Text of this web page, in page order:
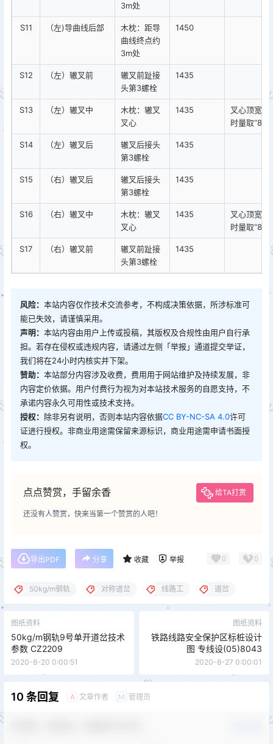
3m处
S11 （左)导曲线后部
木枕：距导
曲线终点约
3m处
1450
S12 （左）辙叉前
辙叉前趾接
头第3螺栓
1435
S13 （左）辙叉中
木枕：辙叉
叉心
1435
叉心顶宽
时量取“88
S14 （左）辙叉后
辙叉后接头
第3螺栓
1435
S15 （右）辙叉后
辙叉后接头
第3螺栓
1435
S16 （右）辙叉中
木枕：辙叉
叉心
1435
叉心顶宽
时量取“88
S17 （右）辙叉前
辙叉前趾接
头第3螺栓
1435
风险： 本站内容仅作技术交流参考，不构成决策依据，所涉标准可
能已失效，请谨慎采用。
声明： 本站内容由用户上传或投稿，其版权及合规性由用户自行承
担。若存在侵权或违规内容，请通过左侧「举报」通道提交举证，
我们将在24小时内核实并下架。
赞助： 本站部分内容涉及收费，费用用于网站维护及持续发展，非
内容定价依据。用户付费行为视为对本站技术服务的自愿支持，不
承诺内容永久可用性或技术支持。
授权： 除非另有说明，否则本站内容依据CC BY-NC-SA 4.0许可
证进行授权。非商业用途需保留来源标识，商业用途需申请书面授
权。
点点赞赏，手留余香 给TA打赏
还没有人赞赏，快来当第一个赞赏的人吧！
导出PDF 分享 收藏 举报 0 0
50kg/m钢轨 对称道岔 线路工 道岔
图纸资料
50kg/m钢轨9号单开道岔技术
参数 CZ2209
2020-8-20 0:00:51
图纸资料
铁路线路安全保护区标桩设计
图 专线设(05)8043
2020-8-27 0:00:01
10 条回复 A 文章作者 M 管理员